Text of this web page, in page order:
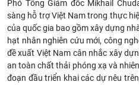
Phó Tổng Giám đốc Mikhail
sàng hỗ trợ Việt Nam trong thực
của quốc gia bao gồm xây dựng
hạt nhân nghiên cứu mới, công
đề xuất Việt Nam cân nhắc xây
an toàn chất thải phóng xạ và
đoạn đầu triển khai các dự nêu